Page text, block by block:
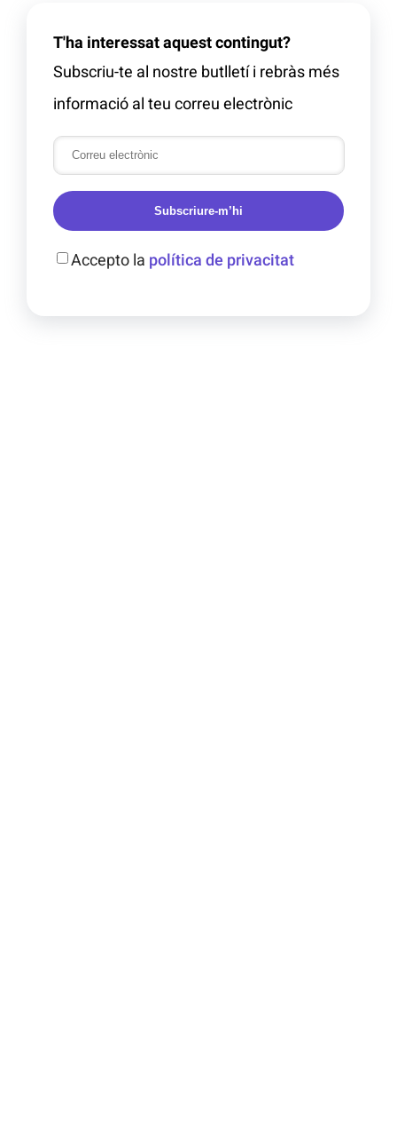
T'ha interessat aquest contingut?
Subscriu-te al nostre butlletí i rebràs més
informació al teu correu electrònic
Subscriure-m’hi
Accepto la política de privacitat